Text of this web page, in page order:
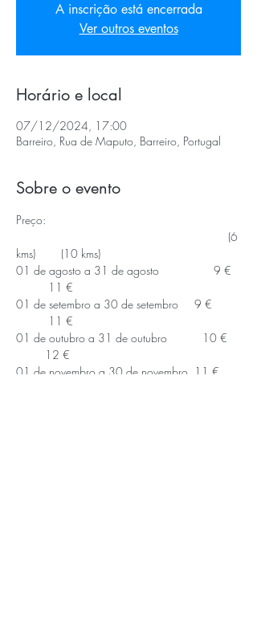
A inscrição está encerrada
Ver outros eventos
Horário e local
07/12/2024, 17:00
Barreiro, Rua de Maputo, Barreiro, Portugal
Sobre o evento
Preço:
(6
kms)        (10 kms)
01 de agosto a 31 de agosto                 9 €
11 €
01 de setembro a 30 de setembro     9 €
11 €
01 de outubro a 31 de outubro           10 €
12 €
01 de novembro a 30 de novembro  11 €